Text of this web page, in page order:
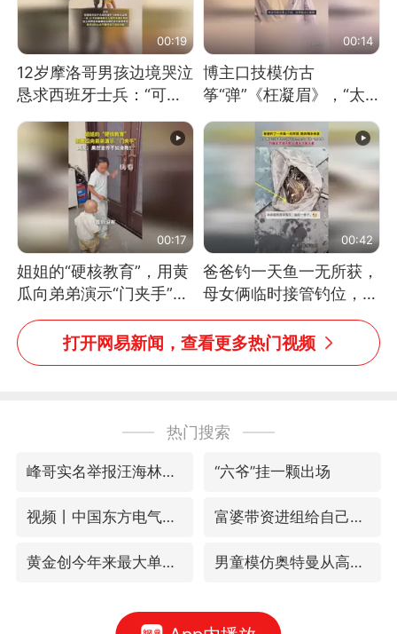
00:19
12岁摩洛哥男孩边境哭泣
恳求西班牙士兵：“可不
可以不要把我遣返回国”
00:14
博主口技模仿古
筝“弹”《枉凝眉》，“太
像了～你是吃古筝长大的
吗？”“或将成为首位考级
不带古筝的选手。”（来
源：新华每日电讯）
00:17
姐姐的“硬核教育”，用黄
瓜向弟弟演示“门夹手”，
网友：果然言传不如身
教！
00:42
爸爸钓一天鱼一无所获，
母女俩临时接管钓位，用
玩具鱼竿钓上大鱼
打开网易新闻，查看更多热门视频
热门搜索
峰哥实名举报汪海林偷税漏税 “六爷”挂一颗出场
视频丨中国东方电气集团原党组副书记、董事宋致远被查 富婆带资进组给自己硬加60多场吻戏
黄金创今年来最大单周涨幅 男童模仿奥特曼从高处跳下致骨折